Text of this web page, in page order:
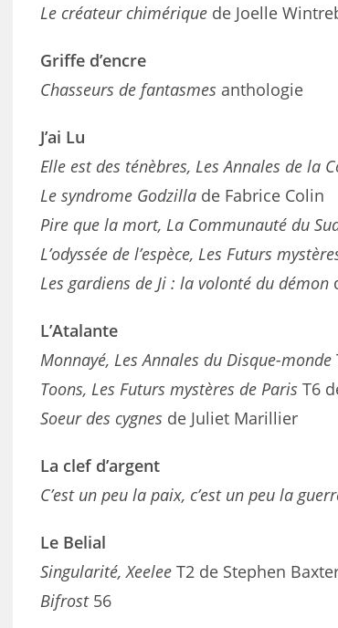
Le créateur chimérique de Joelle
Griffe d’encre
Chasseurs de fantasmes anthologie
J’ai Lu
Elle est des ténèbres, Les Annales de la
Le syndrome Godzilla de Fabrice Colin
Pire que la mort, La Communauté du
L’odyssée de l’espèce, Les Futurs
Les gardiens de Ji : la volonté du démon
L’Atalante
Monnayé, Les Annales du Disque-monde
Toons, Les Futurs mystères de ParisT6
Soeur des cygnes de Juliet Marillier
La clef d’argent
C’est un peu la paix, c’est un peu la
Le Belial
Singularité, XeeleeT2 de Stephen
Bifrost 56